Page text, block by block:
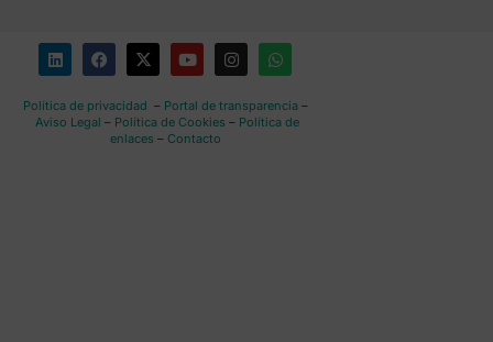
Política de privacidad – Portal de transparencia–
Aviso Legal – Política de Cookies – Política de
enlaces – Contacto